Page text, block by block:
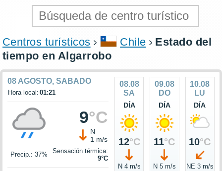
Centros turísticos Chile
Estado del
tiempo en Algarrobo
08 AGOSTO, SABADO
Hora local: 01:21
9°C
N
1 m/s
Precip.: 37%
Sensación térmica:
9°C
08.08
SA
DÍA
12°C
N 4 m/s
09.08
DO
DÍA
11°C
N 5 m/s
10.08
LU
DÍA
10°C
NE 3 m/s